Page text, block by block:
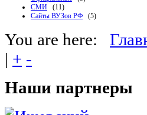
СМИ
(11)
Сайты ВУЗов РФ
(5)
You are here:
| + -
Наши партнеры